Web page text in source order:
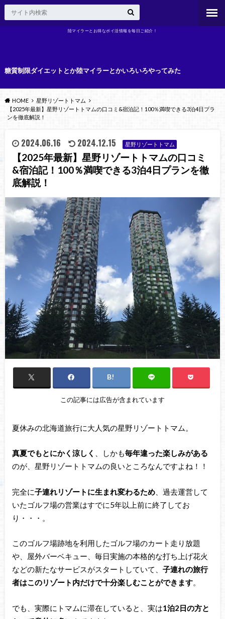
陸マイラーとお得なポイ活情報を毎日ご紹介！
糖質制限ダイエットとか陸マイラーとかいろいろやってみた
HOME
星野リゾートトマム
【2025年最新】星野リゾートトマムの口コミ&宿泊記！100％満喫できる3泊4日プラ
ンを徹底解説！
2024.06.16 2024.12.15 星野リゾートトマム
【2025年最新】星野リゾートトマムの口コミ
&宿泊記！100％満喫できる3泊4日プランを徹
底解説！
この記事には広告が含まれています
夏休みの北海道旅行に大人気の星野リゾートトマム。
真夏でもとにかく涼しく 、しかも毎年違った楽しみがある
のが、星野リゾートトマムの良いところなんですよね！！
完全に子連れリゾートに生まれ変わるため、過去運営して
いたゴルフ場の営業はすでに5年以上前に終了してお
り・・・。
このゴルフ場跡地を利用したゴルフ場のカート走り放題
や、屋外バーベキュー、毎日実施の本格的な打ち上げ花火
などの新たなサービスがスタートしていて、 子連れの旅行
者はこのリゾート内だけで十分楽しむことができます。
でも、実際にトマムに滞在していると、実は1泊2日の方と